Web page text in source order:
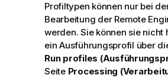
Profiltypen können nur bei
Bearbeitung der Remote
werden. Sie können sie nicht
ein Ausführungsprofil über
Run profiles
Seite Processing